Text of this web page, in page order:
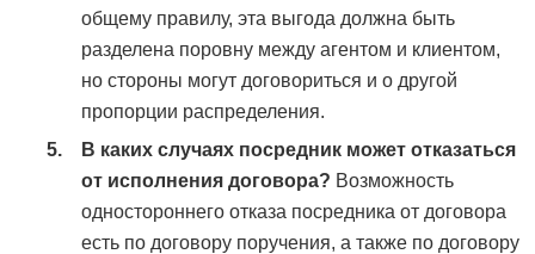
общему правилу, эта выгода должна быть
разделена поровну между агентом и клиентом,
но стороны могут договориться и о другой
пропорции распределения.
В каких случаях посредник может отказаться
от исполнения договора? Возможность
одностороннего отказа посредника от договора
есть по договору поручения, а также по договору